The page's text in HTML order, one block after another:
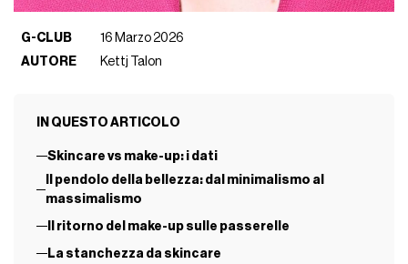
G-CLUB
16 Marzo 2026
AUTORE
Kettj Talon
IN QUESTO ARTICOLO
Skincare vs make-up: i dati
Il pendolo della bellezza: dal minimalismo al
massimalismo
Il ritorno del make-up sulle passerelle
La stanchezza da skincare